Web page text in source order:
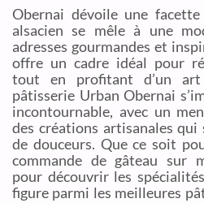
Obernai dévoile une
alsacien se mêle à une
adresses gourmandes et
offre un cadre idéal pour
tout en profitant d’un
pâtisserie Urban Obernai
incontournable, avec un
des créations artisanales qui
de douceurs. Que ce soit
commande de gâteau sur
pour découvrir les
figure parmi les meilleures